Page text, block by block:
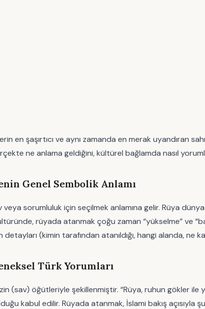
en şaşırtıcı ve aynı zamanda en merak uyandıran
ne anlama geldiğini, kültürel bağlamda nasıl
Genel Sembolik Anlamı
sorumluluk için seçilmek anlamına gelir. Rüya
rüyada atanmak çoğu zaman “yükselme” ve
(kimin tarafından atanıldığı, hangi alanda, ne
Türk Yorumları
(sav) öğütleriyle şekillenmiştir. “Rüya, ruhun gökler ile
kabul edilir. Rüyada atanmak, İslami bakış açısıyla